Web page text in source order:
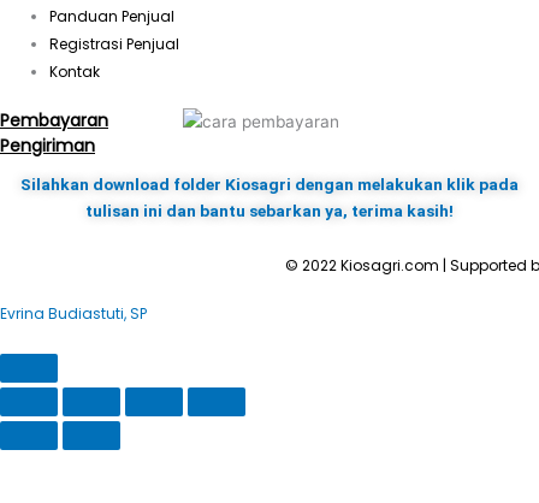
Panduan Penjual
Registrasi Penjual
Kontak
Pembayaran
Pengiriman
Silahkan download folder Kiosagri dengan melakukan klik pada
tulisan ini dan bantu sebarkan ya, terima kasih!
© 2022 Kiosagri.com | Supported
Evrina Budiastuti, SP